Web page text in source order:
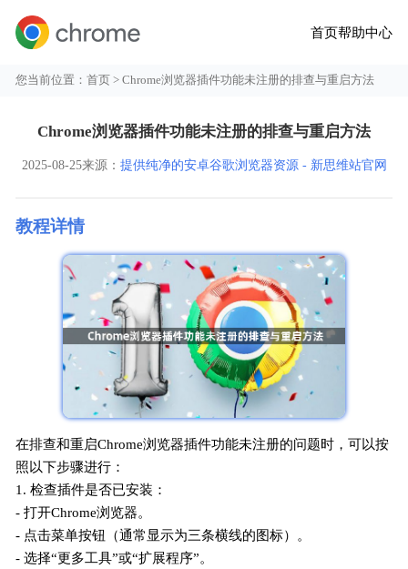
首页帮助中心
您当前位置：首页 > Chrome浏览器插件功能未注册的排查与重启方法
Chrome浏览器插件功能未注册的排查与重启方法
2025-08-25来源： 提供纯净的安卓谷歌浏览器资源 - 新思维站官网
教程详情
在排查和重启Chrome浏览器插件功能未注册的问题时，可以按
照以下步骤进行：
1. 检查插件是否已安装：
- 打开Chrome浏览器。
- 点击菜单按钮（通常显示为三条横线的图标）。
- 选择“更多工具”或“扩展程序”。